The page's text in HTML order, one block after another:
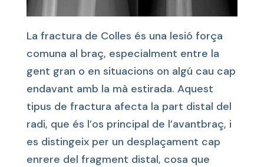
La fractura de Colles és una lesió força
comuna al braç, especialment entre la
gent gran o en situacions on algú cau cap
endavant amb la mà estirada. Aquest
tipus de fractura afecta la part distal del
radi, que és l’os principal de l’avantbraç, i
es distingeix per un desplaçament cap
enrere del fragment distal, cosa que